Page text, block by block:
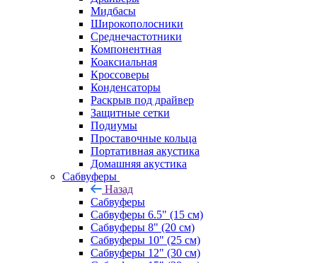
Мидбасы
Широкополосники
Среднечастотники
Компонентная
Коаксиальная
Кроссоверы
Конденсаторы
Раскрыв под драйвер
Защитные сетки
Подиумы
Проставочные кольца
Портативная акустика
Домашняя акустика
Сабвуферы
Назад
Сабвуферы
Сабвуферы 6.5" (15 см)
Сабвуферы 8" (20 см)
Сабвуферы 10" (25 см)
Сабвуферы 12" (30 см)